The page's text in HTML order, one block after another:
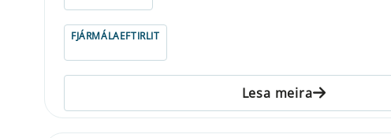
FJÁRMÁLAEFTIRLIT
Lesa meira